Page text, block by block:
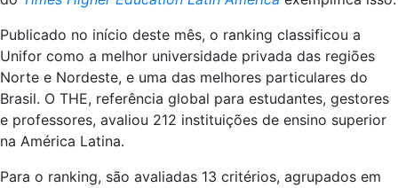
Publicado no início deste mês, o ranking classificou a
Unifor como a melhor universidade privada das regiões
Norte e Nordeste, e uma das melhores particulares do
Brasil. O THE, referência global para estudantes, gestores
e professores, avaliou 212 instituições de ensino superior
na América Latina.
Para o ranking, são avaliadas 13 critérios, agrupados em